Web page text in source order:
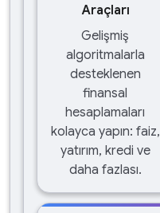
Araçları
Gelişmiş
algoritmalarla
desteklenen
finansal
hesaplamaları
kolayca yapın: faiz,
yatırım, kredi ve
daha fazlası.